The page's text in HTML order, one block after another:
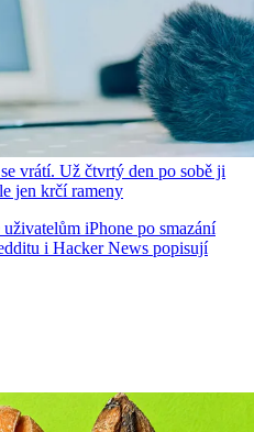
vrátí. Už čtvrtý den po sobě ji
jen krčí rameny
iPhone po smazání
i Hacker News popisují